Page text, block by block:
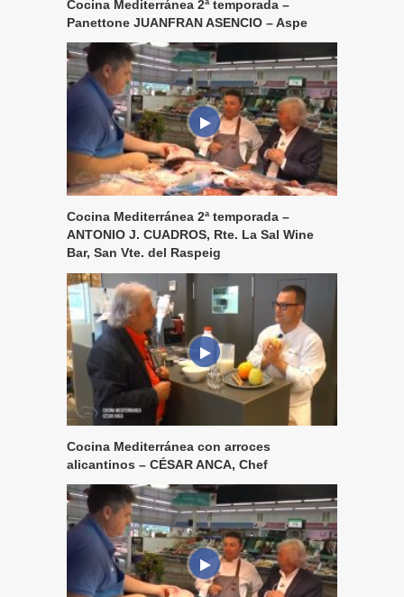
Cocina Mediterránea 2ª temporada –
Panettone JUANFRAN ASENCIO – Aspe
Cocina Mediterránea 2ª temporada –
ANTONIO J. CUADROS, Rte. La Sal Wine
Bar, San Vte. del Raspeig
Cocina Mediterránea con arroces
alicantinos – CÉSAR ANCA, Chef